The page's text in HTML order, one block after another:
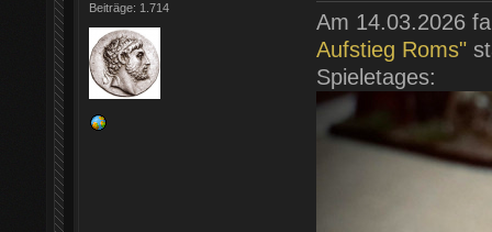
Beiträge: 1.714
Am 14.03.2026
Aufstieg Roms"
Spieletages: